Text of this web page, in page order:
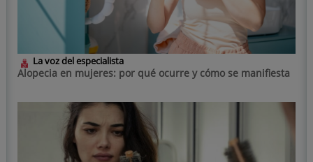
La voz del especialista
Alopecia en mujeres: por qué ocurre y cómo se manifiesta